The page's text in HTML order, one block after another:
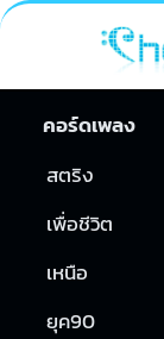
คอร์ดเพลง
สตริง
เพื่อชีวิต
เหนือ
ยุค90